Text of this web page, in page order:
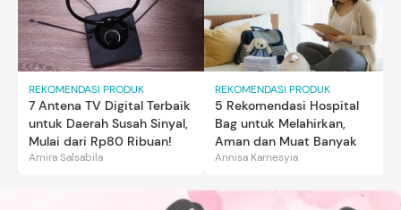
REKOMENDASI PRODUK
7 Antena TV Digital Terbaik
untuk Daerah Susah Sinyal,
Mulai dari Rp80 Ribuan!
Amira Salsabila
REKOMENDASI PRODUK
5 Rekomendasi Hospital
Bag untuk Melahirkan,
Aman dan Muat Banyak
Annisa Karnesyia